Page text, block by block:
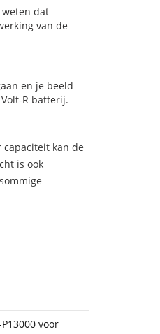
weten dat
van de
en je beeld
R batterij.
kan de
is ook